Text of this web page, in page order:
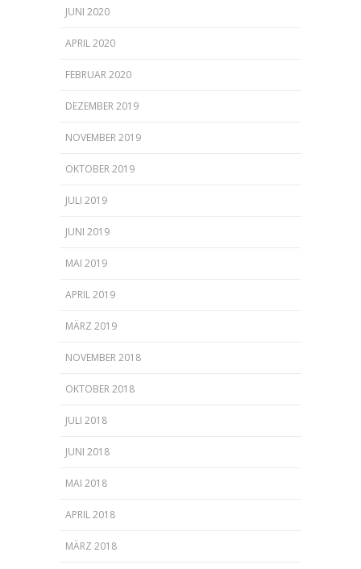
JUNI 2020
APRIL 2020
FEBRUAR 2020
DEZEMBER 2019
NOVEMBER 2019
OKTOBER 2019
JULI 2019
JUNI 2019
MAI 2019
APRIL 2019
MÄRZ 2019
NOVEMBER 2018
OKTOBER 2018
JULI 2018
JUNI 2018
MAI 2018
APRIL 2018
MÄRZ 2018